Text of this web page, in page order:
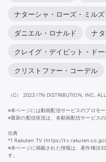
ナターシャ・ローズ・ミルズ
ダニエル・ロナルド ナ
クレイグ・デイビット・ドー
クリストファー・コーデル
（C） 2023 ITN DISTRIBUTION, INC. ALL
※本ページには動画配信サービスのプロモー
※最新の配信状況は、各動画配信サービス
出典
*1 Rakuten TV (https://
※本ページに掲載された情報は、著作権法
す。